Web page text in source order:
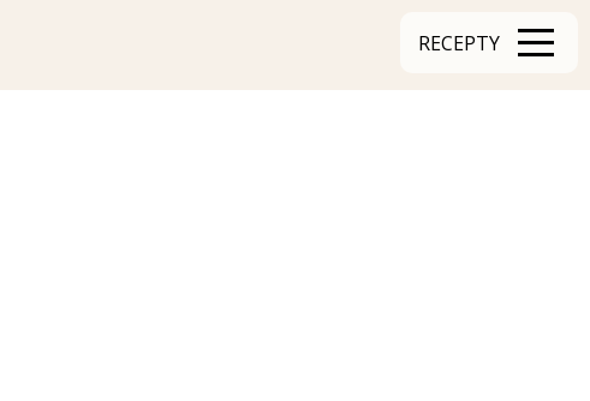
RECEPTY